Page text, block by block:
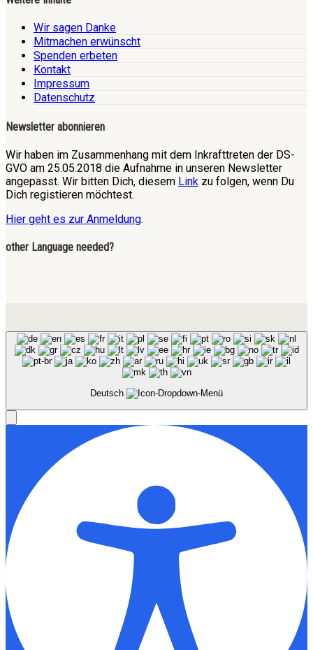
Wir sagen Danke
Mitmachen erwünscht
Spenden erbeten
Kontakt
Impressum
Datenschutz
Newsletter abonnieren
Wir haben im Zusammenhang mit dem Inkrafttreten der DS-
GVO am 25.05.2018 die Aufnahme in unseren Newsletter
angepasst. Wir bitten Dich, diesem Link zu folgen, wenn Du
Dich registieren möchtest.
Hier geht es zur Anmeldung.
other Language needed?
Deutsch